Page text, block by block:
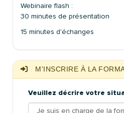
Webinaire flash :
30 minutes de présentation
15 minutes d'échanges
M'INSCRIRE À LA
Veuillez décrire votre